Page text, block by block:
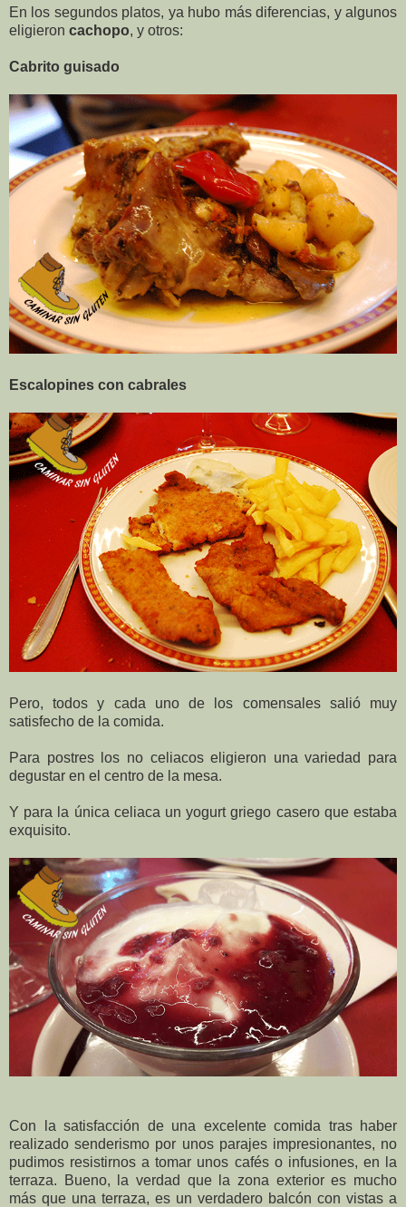
En los segundos platos, ya hubo más diferencias, y algunos
eligieron cachopo, y otros:
Cabrito guisado
Escalopines con cabrales
Pero, todos y cada uno de los comensales salió muy
satisfecho de la comida.
Para postres los no celiacos eligieron una variedad para
degustar en el centro de la mesa.
Y para la única celiaca un yogurt griego casero que estaba
exquisito.
Con la satisfacción de una excelente comida tras haber
realizado senderismo por unos parajes impresionantes, no
pudimos resistirnos a tomar unos cafés o infusiones, en la
terraza. Bueno, la verdad que la zona exterior es mucho
más que una terraza, es un verdadero balcón con vistas a